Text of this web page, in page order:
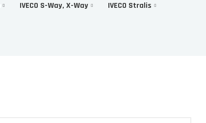
IVECO S-Way, X-Way IVECO Stralis